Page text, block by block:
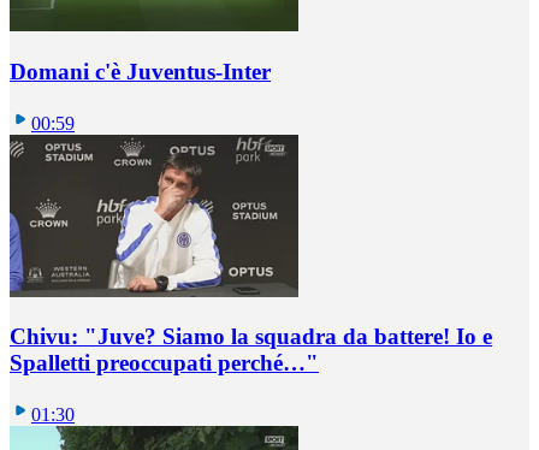
Domani c'è Juventus-Inter
00:59
Chivu: "Juve? Siamo la squadra da battere! Io e
Spalletti preoccupati perché…"
01:30